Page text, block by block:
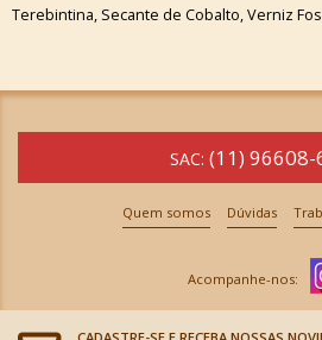
Terebintina, Secante de Cobalto, Verniz
SAC: (11) 96608-
Quem somos Dúvidas